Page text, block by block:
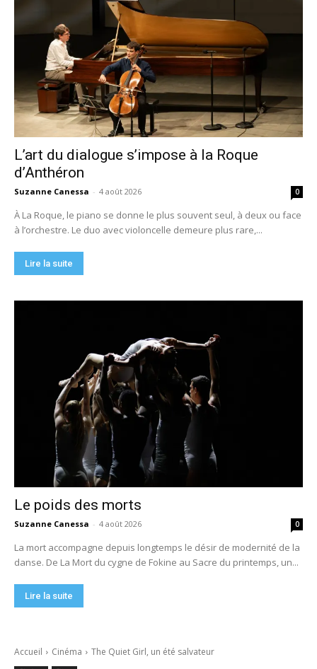
L’art du dialogue s’impose à la Roque
d’Anthéron
Suzanne Canessa - 4 août 2026 0
À La Roque, le piano se donne le plus souvent seul, à deux ou face
à l’orchestre. Le duo avec violoncelle demeure plus rare,...
Lire la suite
Le poids des morts
Suzanne Canessa - 4 août 2026 0
La mort accompagne depuis longtemps le désir de modernité de la
danse. De La Mort du cygne de Fokine au Sacre du printemps, un...
Lire la suite